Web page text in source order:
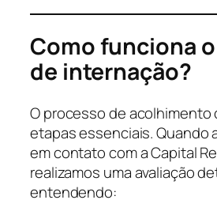
Como funciona
de internação?
O processo de
etapas essenciais. Quando
em contato com a Capital
realizamos uma avaliação
entendendo: